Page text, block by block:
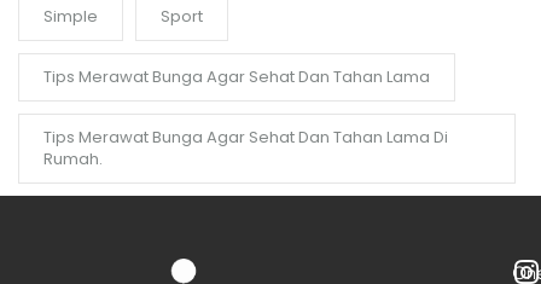
Simple Sport
Tips Merawat Bunga Agar Sehat Dan Tahan Lama
Tips Merawat Bunga Agar Sehat Dan Tahan Lama Di
Rumah.